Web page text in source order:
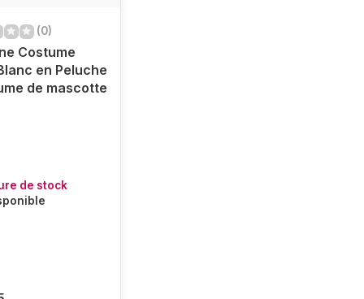
(0)
Costume
en Peluche
de mascotte
de stock